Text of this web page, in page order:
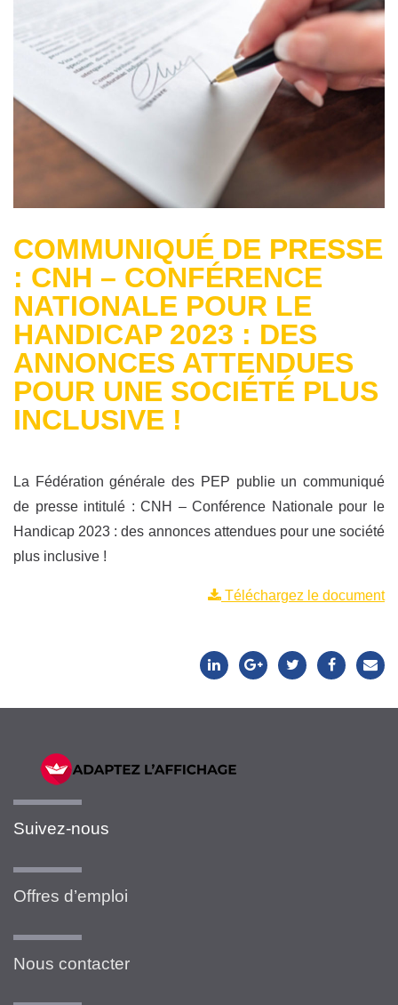
COMMUNIQUÉ DE PRESSE
: CNH – CONFÉRENCE
NATIONALE POUR LE
HANDICAP 2023 : DES
ANNONCES ATTENDUES
POUR UNE SOCIÉTÉ PLUS
INCLUSIVE !
La Fédération générale des PEP publie un communiqué
de presse intitulé : CNH – Conférence Nationale pour le
Handicap 2023 : des annonces attendues pour une société
plus inclusive !
Téléchargez le document
Suivez-nous
Offres d’emploi
Nous contacter